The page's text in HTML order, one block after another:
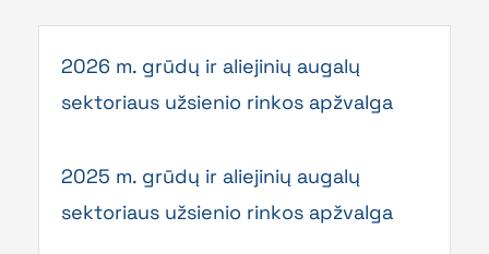
2026 m. grūdų ir aliejinių augalų
sektoriaus užsienio rinkos apžvalga
2025 m. grūdų ir aliejinių augalų
sektoriaus užsienio rinkos apžvalga